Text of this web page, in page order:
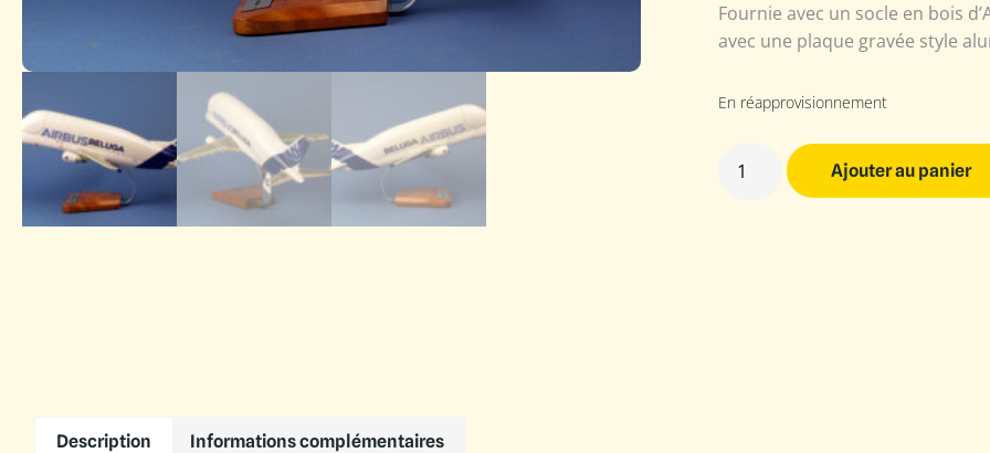
Fournie avec un socle en bois
avec une plaque gravée style
En réapprovisionnement
Ajouter au panier
Description Informations complémentaires